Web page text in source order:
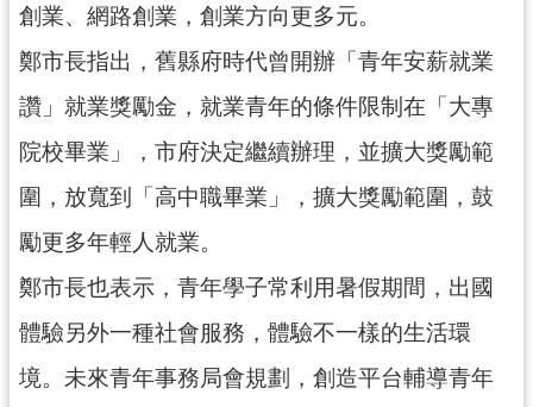
網
隱
私
政
策
網
安
全
政
策
創業、網路創業，創業方向更多元。
鄭市長指出，舊縣府時代曾開辦「青年安薪就業
讚」就業獎勵金，就業青年的條件限制在「大專
院校畢業」，市府決定繼續辦理，並擴大獎勵範
圍，放寬到「高中職畢業」，擴大獎勵範圍，鼓
勵更多年輕人就業。
鄭市長也表示，青年學子常利用暑假期間，出國
體驗另外一種社會服務，體驗不一樣的生活環
境。未來青年事務局會規劃，創造平台輔導青年